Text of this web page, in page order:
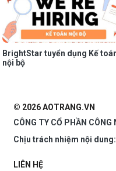
BrightStar tuyển dụng Kế
nội bộ
© 2026 AOTRANG.VN
CÔNG TY CỔ PHẦN CÔNG
Chịu trách nhiệm nội dung:
LIÊN HỆ